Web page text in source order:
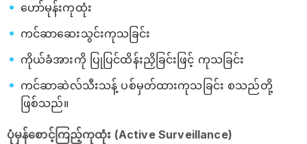
ဟော်မုန်းကုထုံး
ကင်ဆာဆေးသွင်းကုသခြင်း
ကိုယ်ခံအားကို ပြုပြင်ထိန်းညှိခြင်းဖြင့် ကုသခြင်း
ကင်ဆာဆဲလ်သီးသန့် ပစ်မှတ်ထားကုသခြင်း စသည်တို့
ဖြစ်သည်။
ပုံမှန်စောင့်ကြည့်ကုထုံး (Active Surveillance)